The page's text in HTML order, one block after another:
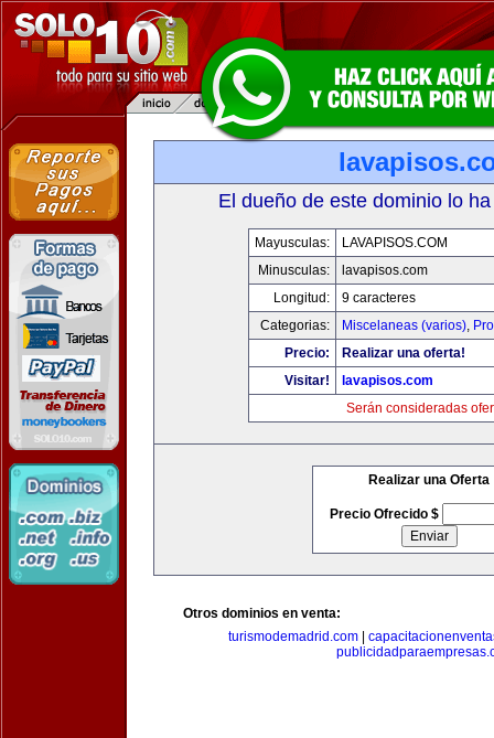
El dueño de este dominio lo
Mayusculas:
LAVAPISOS.COM
Minusculas:
lavapisos.com
Longitud:
9 caracteres
Categorias:
Miscelaneas (varios),
Precio:
Realizar una oferta!
Visitar!
lavapisos.com
Serán consideradas
Realizar una Oferta
Precio Ofrecido $
Otros dominios en venta:
turismodemadrid.com|